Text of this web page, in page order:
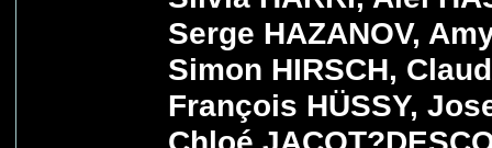
Serge HAZANOV,
Simon HIRSCH,
François HÜSSY,